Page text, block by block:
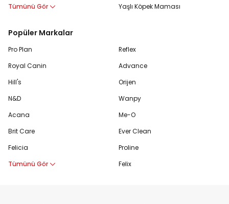
Tümünü Gör
Yaşlı Köpek Maması
Popüler Markalar
Pro Plan
Royal Canin
Hill's
N&D
Acana
Brit Care
Felicia
Tümünü Gör
Reflex
Advance
Orijen
Wanpy
Me-O
Ever Clean
Proline
Felix